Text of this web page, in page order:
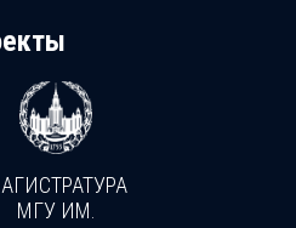
МГУ ИМ.